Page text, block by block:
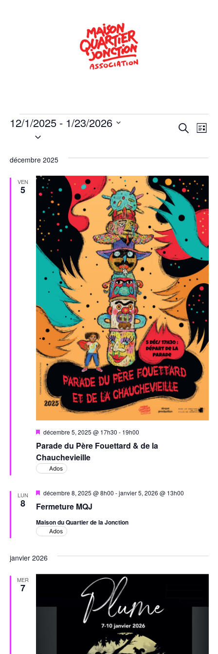
de
vues
Recherche
Liste
12/1/2025 - 1/23/2026
Sélectionnez
décembre 2025
VEN
5
Parade du Père Fouettard & de la
Chauchevieille
Mis
avant
décembre 5, 2025 @ 17h30 - 19h00
Ados
LUN
8 Fermeture MQJ
Mis
avant
décembre 8, 2025 @ 8h00 -janvier 5, 2026 @ 13h00
Maison du Quartier de la Jonction
Ados
janvier 2026
MER
7